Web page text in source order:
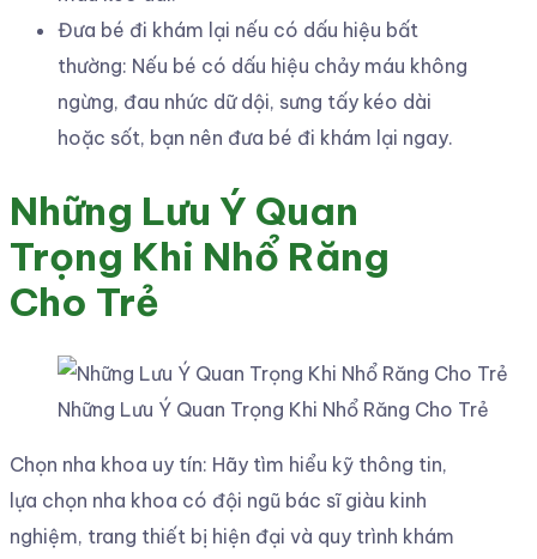
Đưa bé đi khám lại nếu có dấu hiệu bất
thường: Nếu bé có dấu hiệu chảy máu không
ngừng, đau nhức dữ dội, sưng tấy kéo dài
hoặc sốt, bạn nên đưa bé đi khám lại ngay.
Những Lưu Ý Quan
Trọng Khi Nhổ Răng
Cho Trẻ
Những Lưu Ý Quan Trọng Khi Nhổ Răng Cho Trẻ
Chọn nha khoa uy tín: Hãy tìm hiểu kỹ thông tin,
lựa chọn nha khoa có đội ngũ bác sĩ giàu kinh
nghiệm, trang thiết bị hiện đại và quy trình khám